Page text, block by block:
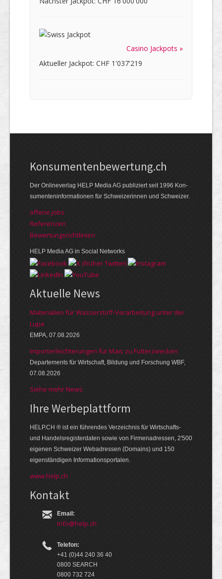
Casino Jackpots »
Aktueller Jackpot: CHF 1'037'219
Kon­su­menten­be­wer­tung.ch
Der Online­verlag HELP Media AG publi­ziert seit 1996 Kon­
su­menten­infor­mationen für Schwei­zerinnen und Schweizer.
offene Jobs
Referenzen
Bewer­tungs­richt­linien
HELP Media AG in Social Networks
Aktuelle News
Materialien für Wasserstoff-Verarbeitung unter der
Lupe
EMPA, 07.08.2026
Importerleichterungen für Mais zu Futterzwecken
Departements für Wirtschaft, Bildung und Forschung WBF,
07.08.2026
Siehe mehr News
Ihre Werbe­platt­form
HELP.CH ® ist ein führendes Ver­zeich­nis für Wirt­schafts-
und Handels­register­daten so­wie von Firmen­adressen, 2'500
eige­nen Schweizer Web­adressen (Domains) und 150
eigen­ständigen Infor­mations­por­talen.
www.help.ch
Kontakt
Email:
info@help.ch
Telefon:
+41 (0)44 240 36 40
0800 SEARCH
0800 732 724